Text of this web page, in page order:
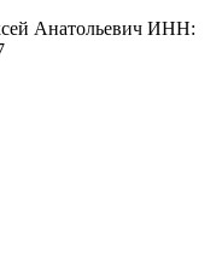
Анатольевич ИНН: